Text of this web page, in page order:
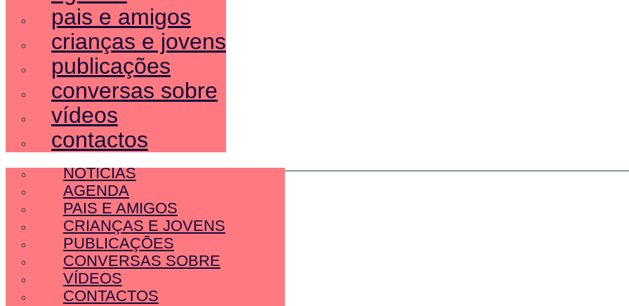
pais e amigos
crianças e jovens
publicações
conversas sobre
vídeos
contactos
SOBRE NÓS
NOTÍCIAS
AGENDA
PAIS E AMIGOS
CRIANÇAS E JOVENS
PUBLICAÇÕES
CONVERSAS SOBRE
VÍDEOS
CONTACTOS